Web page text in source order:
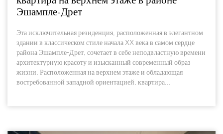
Эшампле-Дрет
Эта исключительная резиденция, расположенная в элегантном
здании в классическом стиле начала XX века в самом сердце
района Эшампле-Дрет, сочетает в себе неподвластную времени
архитектурную красоту и изысканный современный образ
жизни. Расположенная на верхнем этаже и обладающая
востребованной западной ориентацией, квартира...